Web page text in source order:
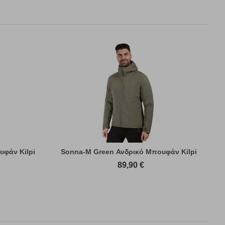
Kilpi Sonna-M Green Ανδρικό Μπουφάν Kilpi
89,90 €